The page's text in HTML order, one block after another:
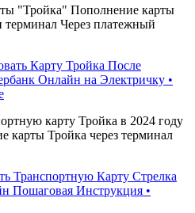
"Тройка" Пополнение карты
терминал Через платежный
Карту Тройка После
Онлайн на Электричку •
карту Тройка в 2024 году
карты Тройка через терминал
Транспортную Карту Стрелка
Пошаговая Инструкция •